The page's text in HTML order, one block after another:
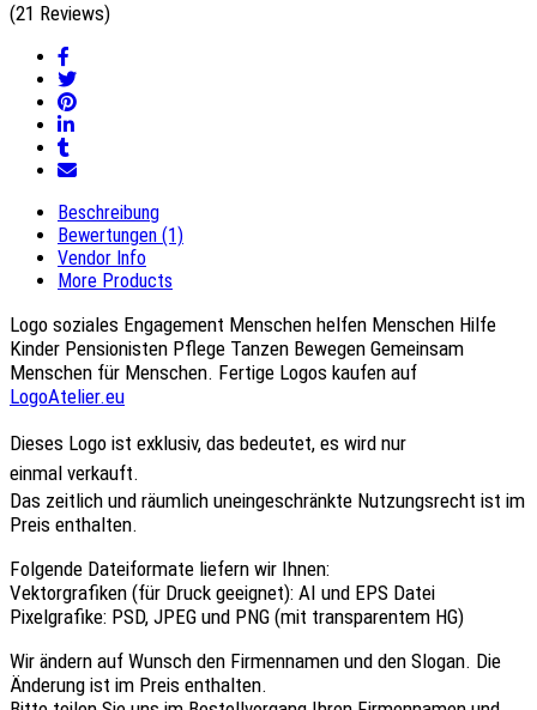
(21 Reviews)
Beschreibung
Bewertungen (1)
Vendor Info
More Products
Logo soziales Engagement Menschen helfen Menschen Hilfe
Kinder Pensionisten Pflege Tanzen Bewegen Gemeinsam
Menschen für Menschen. Fertige Logos kaufen auf
LogoAtelier.eu
Dieses Logo ist exklusiv, das bedeutet, es wird nur
einmal verkauft.
Das zeitlich und räumlich uneingeschränkte Nutzungsrecht ist im
Preis enthalten.
Folgende Dateiformate liefern wir Ihnen:
Vektorgrafiken (für Druck geeignet): AI und EPS Datei
Pixelgrafike: PSD, JPEG und PNG (mit transparentem HG)
Wir ändern auf Wunsch den Firmennamen und den Slogan. Die
Änderung ist im Preis enthalten.